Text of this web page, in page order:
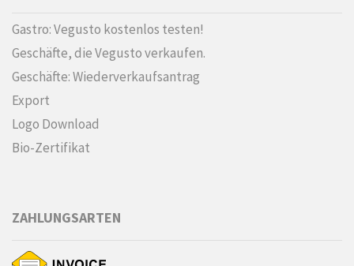
Gastro: Vegusto kostenlos testen!
Geschäfte, die Vegusto verkaufen.
Geschäfte: Wiederverkaufsantrag
Export
Logo Download
Bio-Zertifikat
ZAHLUNGSARTEN